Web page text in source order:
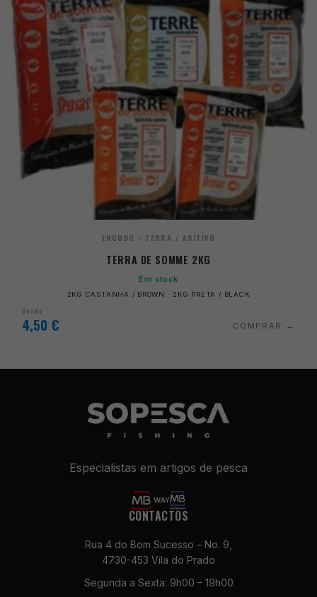
ENGODO / TERRA / ADITIVO
TERRA DE SOMME 2KG
Em stock
2KG CASTANHA / BROWN · 2KG PRETA / BLACK
Desde
4,50 € COMPRAR
Especialistas em artigos de pesca
CONTACTOS
Rua 4 do Bom Sucesso – No. 9,
4730-453 Vila do Prado
Segunda a Sexta: 9h00 – 19h00